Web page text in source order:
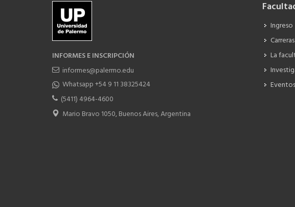
INFORMES E INSCRIPCIÓN
informes@palermo.edu
Whatsapp +54 9 11 38325424
(5411) 4964-4600
Mario Bravo 1050, Buenos Aires, Argentina
Ingreso
Carreras
La